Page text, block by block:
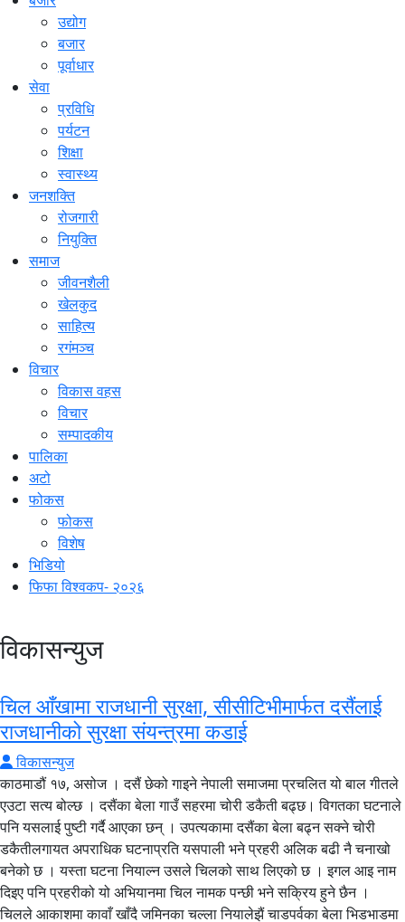
उद्योग
बजार
पूर्वाधार
सेवा
प्रविधि
पर्यटन
शिक्षा
स्वास्थ्य
जनशक्ति
रोजगारी
नियुक्ति
समाज
जीवनशैली
खेलकुद
साहित्य
रगंमञ्च
विचार
विकास वहस
विचार
सम्पादकीय
पालिका
अटो
फोकस
फोकस
विशेष
भिडियो
फिफा विश्वकप- २०२६
विकासन्युज
चिल आँखामा राजधानी सुरक्षा, सीसीटिभीमार्फत दसैंलाई
राजधानीको सुरक्षा संयन्त्रमा कडाई
विकासन्युज
काठमाडौं १७, असोज । दसैं छेको गाइने नेपाली समाजमा प्रचलित यो बाल गीतले
एउटा सत्य बोल्छ । दसैंका बेला गाउँ सहरमा चोरी डकैती बढ्छ। विगतका घटनाले
पनि यसलाई पुष्टी गर्दै आएका छन् । उपत्यकामा दसैंका बेला बढ्न सक्ने चोरी
डकैतीलगायत अपराधिक घटनाप्रति यसपाली भने प्रहरी अलिक बढी नै चनाखो
बनेको छ । यस्ता घटना नियाल्न उसले चिलको साथ लिएको छ । इगल आइ नाम
दिइए पनि प्रहरीको यो अभियानमा चिल नामक पन्छी भने सक्रिय हुने छैन ।
चिलले आकाशमा कावाँ खाँदै जमिनका चल्ला नियालेझैं चाडपर्वका बेला भिडभाडमा